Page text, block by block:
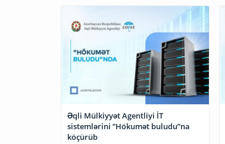
Əqli Mülkiyyət Agentliyi İT
sistemlərini “Hökumət buludu”na
köçürüb